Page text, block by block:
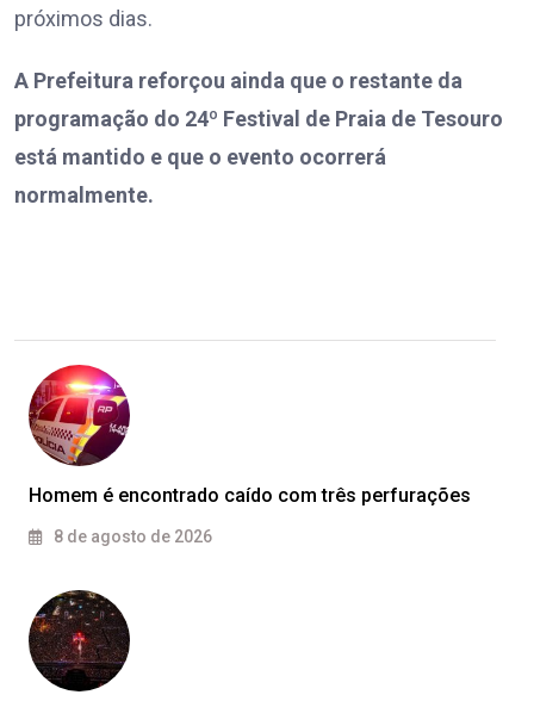
próximos dias.
A Prefeitura reforçou ainda que o restante da
programação do 24º Festival de Praia de Tesouro
está mantido e que o evento ocorrerá
normalmente.
Homem é encontrado caído com três perfurações
8 de agosto de 2026